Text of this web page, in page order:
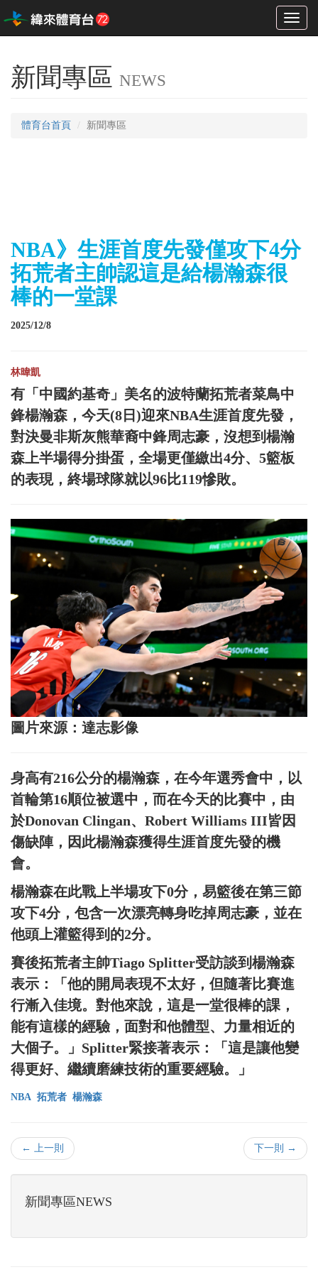
Toggle
新聞專區 NEWS
體育台首頁 新聞專區
NBA》生涯首度先發僅攻下4分
拓荒者主帥認這是給楊瀚森很
棒的一堂課
2025/12/8
林暐凱
有「中國約基奇」美名的波特蘭拓荒者菜鳥中
鋒楊瀚森，今天(8日)迎來NBA生涯首度先發，
對決曼非斯灰熊華裔中鋒周志豪，沒想到楊瀚
森上半場得分掛蛋，全場更僅繳出4分、5籃板
的表現，終場球隊就以96比119慘敗。
圖片來源：達志影像
身高有216公分的楊瀚森，在今年選秀會中，以
首輪第16順位被選中，而在今天的比賽中，由
於Donovan Clingan、Robert Williams III皆因
傷缺陣，因此楊瀚森獲得生涯首度先發的機
會。
楊瀚森在此戰上半場攻下0分，易籃後在第三節
攻下4分，包含一次漂亮轉身吃掉周志豪，並在
他頭上灌籃得到的2分。
賽後拓荒者主帥Tiago Splitter受訪談到楊瀚森
表示：「他的開局表現不太好，但隨著比賽進
行漸入佳境。對他來說，這是一堂很棒的課，
能有這樣的經驗，面對和他體型、力量相近的
大個子。」Splitter緊接著表示：「這是讓他變
得更好、繼續磨練技術的重要經驗。」
NBA 拓荒者 楊瀚森
← 上一則 下一則 →
新聞專區NEWS